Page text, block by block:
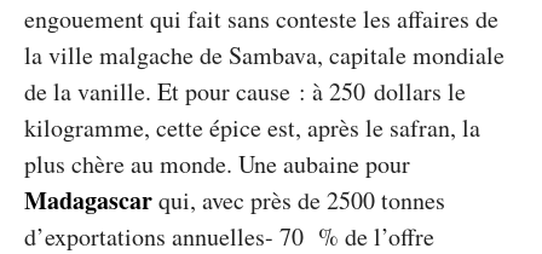
engouement qui fait sans conteste les affaires de
la ville malgache de Sambava, capitale mondiale
de la vanille. Et pour cause : à 250 dollars le
kilogramme, cette épice est, après le safran, la
plus chère au monde. Une aubaine pour
Madagascarqui, avec près de 2500 tonnes
d’exportations annuelles- 70 % de l’offre